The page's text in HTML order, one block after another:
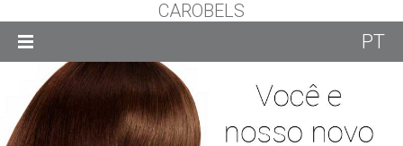
CAROBELS
PT